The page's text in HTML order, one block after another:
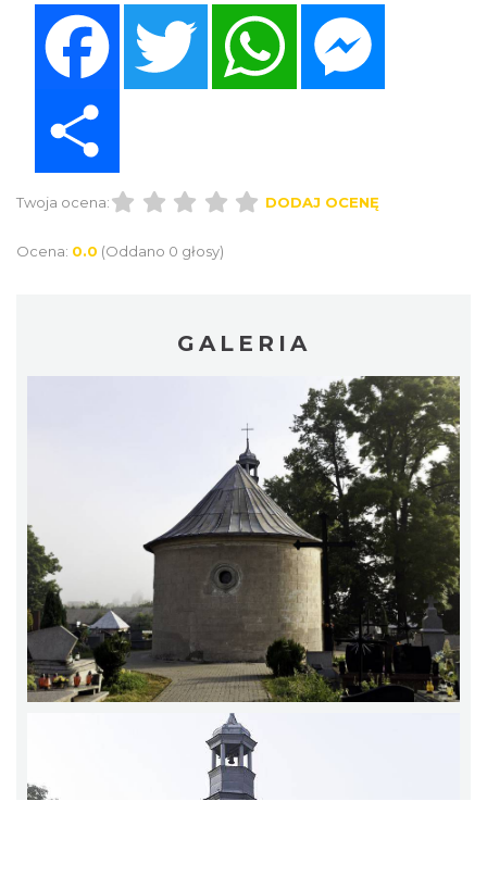
Twitter WhatsApp
Twoja ocena: DODAJ OCENĘ
Ocena: 0.0 (Oddano 0 głosy)
GALERIA